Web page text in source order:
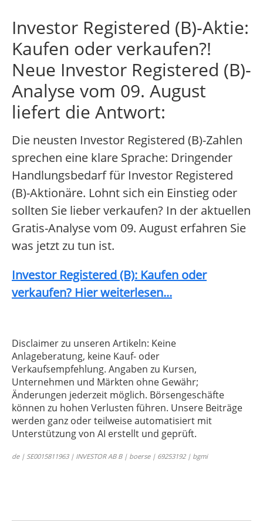
Investor Registered (B)-Aktie:
Kaufen oder verkaufen?!
Neue Investor Registered (B)-
Analyse vom 09. August
liefert die Antwort:
Die neusten Investor Registered (B)-Zahlen
sprechen eine klare Sprache: Dringender
Handlungsbedarf für Investor Registered
(B)-Aktionäre. Lohnt sich ein Einstieg oder
sollten Sie lieber verkaufen? In der aktuellen
Gratis-Analyse vom 09. August erfahren Sie
was jetzt zu tun ist.
Investor Registered (B): Kaufen oder
verkaufen? Hier weiterlesen...
Disclaimer zu unseren Artikeln: Keine
Anlageberatung, keine Kauf- oder
Verkaufsempfehlung. Angaben zu Kursen,
Unternehmen und Märkten ohne Gewähr;
Änderungen jederzeit möglich. Börsengeschäfte
können zu hohen Verlusten führen. Unsere Beiträge
werden ganz oder teilweise automatisiert mit
Unterstützung von AI erstellt und geprüft.
de | SE0015811963 | INVESTOR AB B | boerse | 69253192 | bgmi